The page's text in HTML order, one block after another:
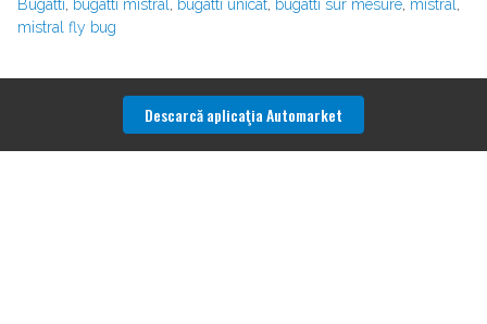
Bugatti, bugatti mistral, bugatti unicat, bugatti sur mesure, mistral,
mistral fly bug
Descarcă aplicaţia Automarket